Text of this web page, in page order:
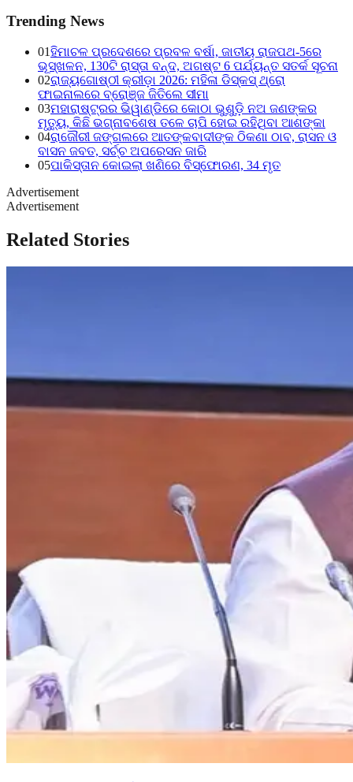
Trending News
01ହିମାଚଳ ପ୍ରଦେଶରେ ପ୍ରବଳ ବର୍ଷା, ଜାତୀୟ ରାଜପଥ-5ରେ
ଭୂସ୍ଖଳନ, 130ଟି ରାସ୍ତା ବନ୍ଦ, ଅଗଷ୍ଟ 6 ପର୍ଯ୍ୟନ୍ତ ସତର୍କ ସୂଚନା
02ରାଜ୍ୟଗୋଷ୍ଠୀ କ୍ରୀଡ଼ା 2026: ମହିଳା ଡିସ୍କସ୍ ଥ୍ରୋ
ଫାଇନାଲରେ ବ୍ରୋଞ୍ଜ ଜିତିଲେ ସୀମା
03ମହାରାଷ୍ଟ୍ରର ଭିୱାଣ୍ଡିରେ କୋଠା ଭୁଶୁଡ଼ି ନଅ ଜଣଙ୍କର
ମୃତ୍ୟୁ, କିଛି ଭଗ୍ନାବଶେଷ ତଳେ ଚାପି ହୋଇ ରହିଥିବା ଆଶଙ୍କା
04ରାଜୌରୀ ଜଙ୍ଗଲରେ ଆତଙ୍କବାଦୀଙ୍କ ଠିକଣା ଠାବ, ରାସନ ଓ
ବାସନ ଜବତ, ସର୍ଚ୍ଚ ଅପରେସନ ଜାରି
05ପାକିସ୍ତାନ କୋଇଲା ଖଣିରେ ବିସ୍ଫୋରଣ, 34 ମୃତ
Advertisement
Advertisement
Related Stories